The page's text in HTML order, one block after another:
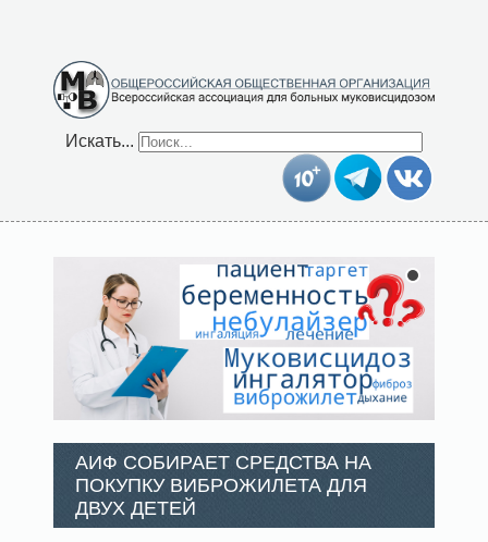
Искать...
АИФ СОБИРАЕТ СРЕДСТВА НА
ПОКУПКУ ВИБРОЖИЛЕТА ДЛЯ
ДВУХ ДЕТЕЙ